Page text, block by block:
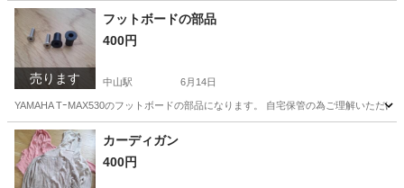
神奈川 横浜市 中山駅 ジーンズ/デニム
売ります
フットボードの部品
400円
中山駅 6月14日
YAMAHA TｰMAX530のフットボードの部品になります。 自宅保管の為ご理解いただ
神奈川 横浜市 中山駅
カーディガン
400円